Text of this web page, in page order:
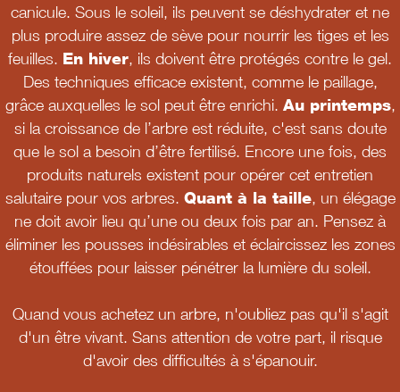
canicule. Sous le soleil, ils peuvent se déshydrater et ne
plus produire assez de sève pour nourrir les tiges et les
feuilles. En hiver, ils doivent être protégés contre le gel.
Des techniques efficace existent, comme le paillage,
grâce auxquelles le sol peut être enrichi. Au printemps,
si la croissance de l’arbre est réduite, c'est sans doute
que le sol a besoin d’être fertilisé. Encore une fois, des
produits naturels existent pour opérer cet entretien
salutaire pour vos arbres. Quant à la taille, un élégage
ne doit avoir lieu qu’une ou deux fois par an. Pensez à
éliminer les pousses indésirables et éclaircissez les zones
étouffées pour laisser pénétrer la lumière du soleil.
Quand vous achetez un arbre, n'oubliez pas qu'il s'agit
d'un être vivant. Sans attention de votre part, il risque
d'avoir des difficultés à s'épanouir.